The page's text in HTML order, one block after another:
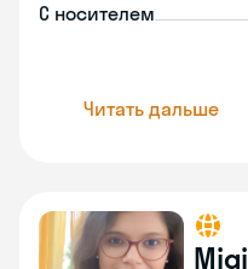
С носителем
Читать дальше
Migi